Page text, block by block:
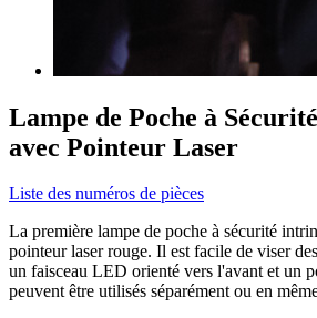
Lampe de Poche à
avec Pointeur Laser
Liste des numéros de pièces
La première lampe de poche à sécurité
pointeur laser rouge. Il est facile de viser
un faisceau LED orienté vers l'avant et un
peuvent être utilisés séparément ou en